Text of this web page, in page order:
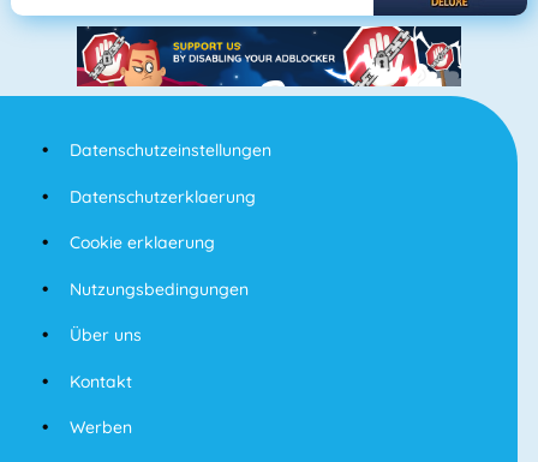
Datenschutzeinstellungen
Datenschutzerklaerung
Cookie erklaerung
Nutzungsbedingungen
Über uns
Kontakt
Werben